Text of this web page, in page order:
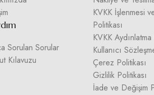
Sorulan Sorular
Kılavuzu
KVKK İşlenmesi
Politikası
KVKK
Kullanıcı
Çerez Politikası
Gizlilik Politikası
İade ve Değişim